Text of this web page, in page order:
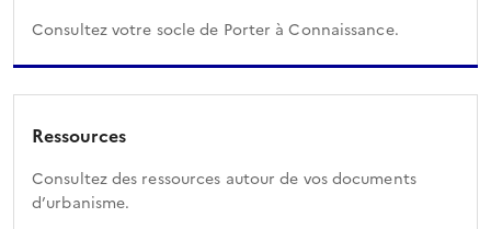
Consultez votre socle de Porter à Connaissance.
Ressources
Consultez des ressources autour de vos documents
d’urbanisme.